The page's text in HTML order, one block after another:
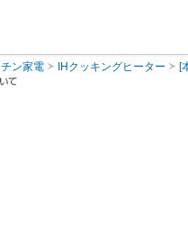
ン家電 IHクッキングヒーター [